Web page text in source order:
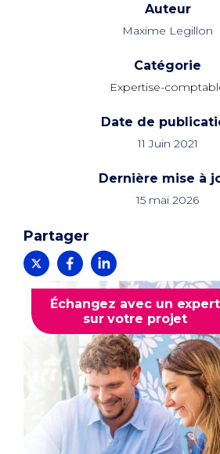
Auteur
Maxime Legillon
Catégorie
Expertise-
Date de
11 Juin 2021
Dernière mise à
15 mai 2026
Partager
Échangez avec un expert
sur votre projet